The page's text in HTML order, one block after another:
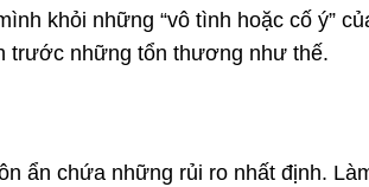
khỏi những “vô tình hoặc cố ý”
trước những tổn thương như thế.
ẩn chứa những rủi ro nhất định.